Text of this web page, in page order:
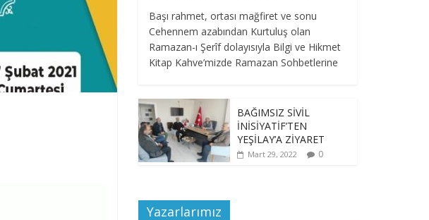
Başı rahmet, ortası mağfiret ve sonu
Cehennem azabından Kurtuluş olan
Ramazan-ı Şerîf dolayısıyla Bilgi ve Hikmet
Kitap Kahve’mizde Ramazan Sohbetlerine
BAĞIMSIZ SİVİL
İNİSİYATİF’TEN
YEŞİLAY’A ZİYARET
Mart 29, 2022 0
Yazarlarımız